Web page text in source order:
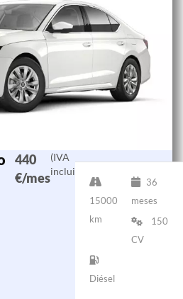
440
€/mes
(IVA
incluido)
15000
km
36
meses
150
CV
Diésel